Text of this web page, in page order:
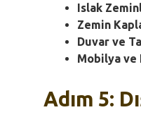
Islak
Zemin
Duvar ve
Mobilya ve
Adım 5: